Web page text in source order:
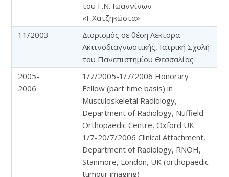
του Γ.Ν. Ιωαννίνων
«Γ.Χατζηκώστα»
11/2003
Διορισμός σε θέση Λέκτορα
Ακτινοδιαγνωστικής, Ιατρική Σχολή
του Πανεπιστημίου Θεσσαλίας
2005-
2006
1/7/2005-1/7/2006 Honorary
Fellow (part time basis) in
Musculoskeletal Radiology,
Department of Radiology, Nuffield
Orthopaedic Centre, Oxford UK
1/7-20/7/2006 Clinical Attachment,
Department of Radiology, RNOH,
Stanmore, London, UK (orthopaedic
tumour imaging)